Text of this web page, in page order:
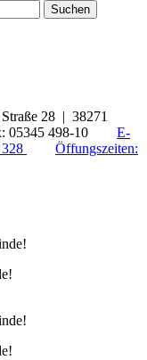
Suchen
28 | 38271
05345 498-10
E-
Öffungszeiten: